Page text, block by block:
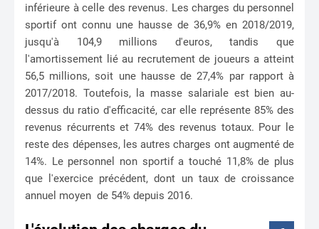
inférieure à celle des revenus. Les charges du personnel
sportif ont connu une hausse de 36,9% en 2018/2019,
jusqu'à 104,9 millions d'euros, tandis que
l'amortissement lié au recrutement de joueurs a atteint
56,5 millions, soit une hausse de 27,4% par rapport à
2017/2018. Toutefois, la masse salariale est bien au-
dessus du ratio d'efficacité, car elle représente 85% des
revenus récurrents et 74% des revenus totaux. Pour le
reste des dépenses, les autres charges ont augmenté de
14%. Le personnel non sportif a touché 11,8% de plus
que l'exercice précédent, dont un taux de croissance
annuel moyen de 54% depuis 2016.